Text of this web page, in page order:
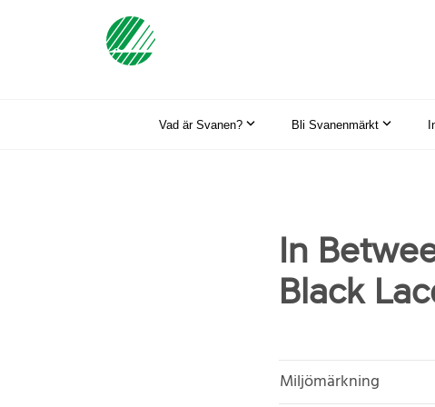
Vad är Svanen? Bli Svanenmärkt
In
Black
Miljömärkning